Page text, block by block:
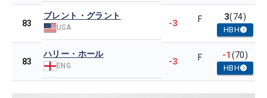
83
ブレント・グラント
USA -3 F 3(74)
HBH
83
ハリー・ホール
ENG -3 F -1(70)
HBH